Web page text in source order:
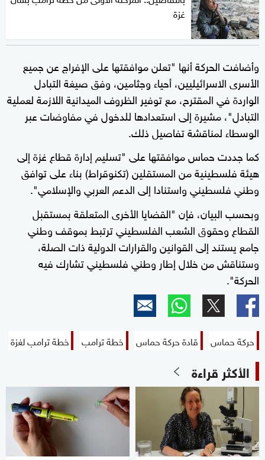
غزة
وأضافت الحركة أنها "تعلن موافقتها على الإفراج عن جميع
الأسرى الاسرائيليين، أحياء وجثامين، وفق صيغة التبادل
الواردة في المقترح، مع توفير الظروف الميدانية اللازمة لعملية
التبادل"، مشيرة إلى استعدادها للدخول في مفاوضات عبر
الوسطاء لمناقشة تفاصيل ذلك.
كما جددت حماس موافقتها على "تسليم إدارة قطاع غزة إلى
هيئة فلسطينية من المستقلين (تكنوقراط) بناء على توافق
وطني فلسطيني واستنادا إلى الدعم العربي والإسلامي".
وبحسب البيان، فإن "القضايا الأخرى المتعلقة بمستقبل
القطاع وحقوق الشعب الفلسطيني ترتبط بموقف وطني
جامع يستند إلى القوانين والقرارات الدولية ذات الصلة،
وستناقش من خلال إطار وطني فلسطيني تشارك فيه
الحركة".
حركة حماس قادة حركة حماس خطة ترامب خطة ترامب لغزة
الأكثر قراءة